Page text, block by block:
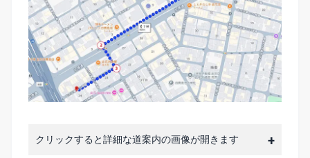
クリックすると詳細な道案内の画像が開きます